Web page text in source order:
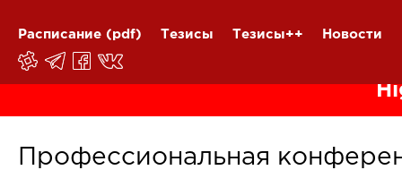
Расписание (pdf) Тезисы Тезисы++ Новости
Профессиональная